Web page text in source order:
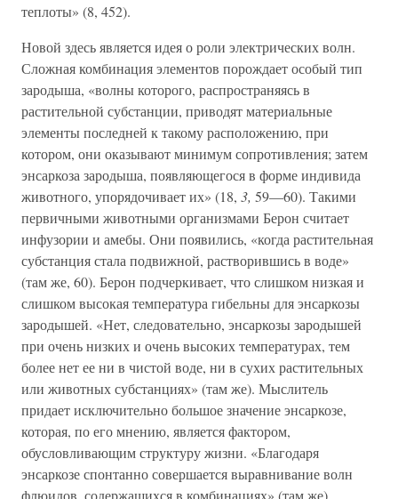
теплоты» (8, 452).
Новой здесь является идея о роли электрических волн.
Сложная комбинация элементов порождает особый тип
зародыша, «волны которого, распространяясь в
растительной субстанции, приводят материальные
элементы последней к такому расположению, при
котором, они оказывают минимум сопротивления; затем
энсаркоза зародыша, появляющегося в форме индивида
животного, упорядочивает их» (18, 3, 59—60). Такими
первичными животными организмами Берон считает
инфузории и амебы. Они появились, «когда растительная
субстанция стала подвижной, растворившись в воде»
(там же, 60). Берон подчеркивает, что слишком низкая и
слишком высокая температура гибельны для энсаркозы
зародышей. «Нет, следовательно, энсаркозы зародышей
при очень низких и очень высоких температурах, тем
более нет ее ни в чистой воде, ни в сухих растительных
или животных субстанциях» (там же). Мыслитель
придает исключительно большое значение энсаркозе,
которая, по его мнению, является фактором,
обусловливающим структуру жизни. «Благодаря
энсаркозе спонтанно совершается выравнивание волн
флюидов, содержащихся в комбинациях» (там же).